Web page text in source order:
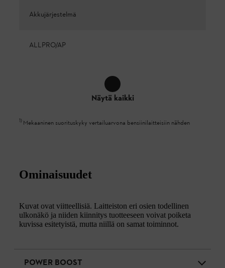
Akkujärjestelmä
ALLPRO/AP
Näytä kaikki
1) Mekaaninen suorituskyky vertailuarvona bensiinilaitteisiin nähden
Ominaisuudet
Kuvat ovat viitteellisiä. Laitteiston eri osien todellinen
ulkonäkö ja niiden kiinnitys tuotteeseen voivat poiketa
kuvissa esitetyistä, mutta niillä on samat toiminnot.
POWER BOOST